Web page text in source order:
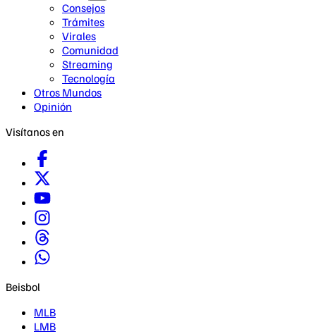
Consejos
Trámites
Virales
Comunidad
Streaming
Tecnología
Otros Mundos
Opinión
Visítanos en
Beisbol
MLB
LMB